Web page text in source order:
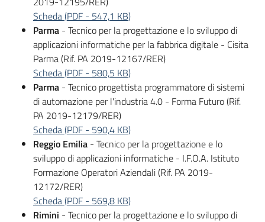
Scheda(PDF - 547,1 KB)
Parma - Tecnico per la progettazione e lo sviluppo di
applicazioni informatiche per la fabbrica digitale - Cisita
Parma (Rif. PA 2019-12167/RER)
Scheda(PDF - 580,5 KB)
Parma - Tecnico progettista programmatore di sistemi
di automazione per l'industria 4.0 - Forma Futuro (Rif.
PA 2019-12179/RER)
Scheda(PDF - 590,4 KB)
Reggio Emilia - Tecnico per la progettazione e lo
sviluppo di applicazioni informatiche - I.F.O.A. Istituto
Formazione Operatori Aziendali (Rif. PA 2019-
12172/RER)
Scheda(PDF - 569,8 KB)
Rimini - Tecnico per la progettazione e lo sviluppo di